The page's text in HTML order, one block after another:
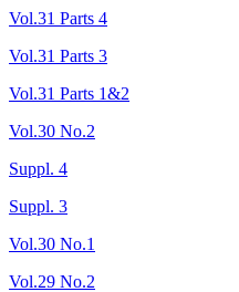
Vol.31 Parts 4
Vol.31 Parts 3
Vol.31 Parts 1&2
Vol.30 No.2
Suppl. 4
Suppl. 3
Vol.30 No.1
Vol.29 No.2